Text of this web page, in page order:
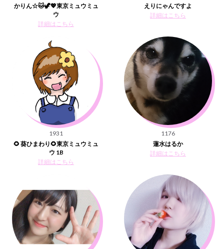
かりん☆🐱🦖💖東京ミュウミュ
ウ
詳細はこちら
えりにゃんですよ
詳細はこちら
1931
🌻 葵ひまわり🌻東京ミュウミュ
ウ 1B
詳細はこちら
1176
蓮水はるか
詳細はこちら